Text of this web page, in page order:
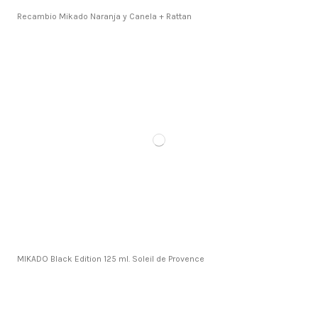
Recambio Mikado Naranja y Canela + Rattan
MIKADO Black Edition 125 ml. Soleil de Provence